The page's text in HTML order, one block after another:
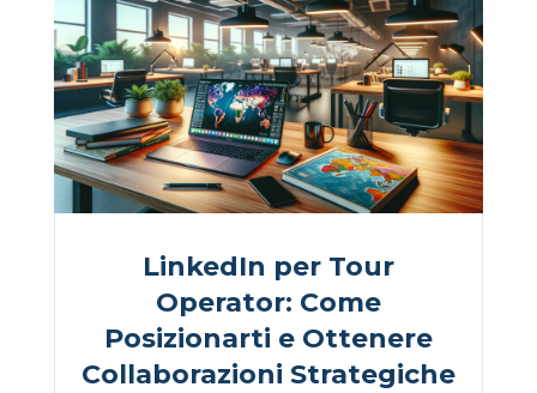
LinkedIn per Tour
Operator: Come
Posizionarti e Ottenere
Collaborazioni Strategiche